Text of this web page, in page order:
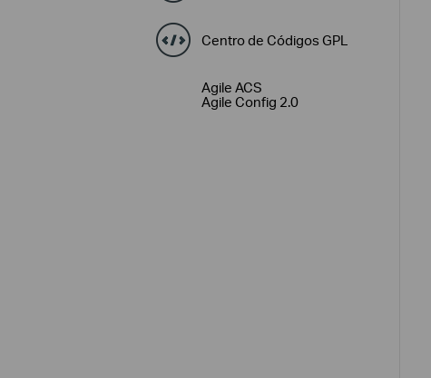
Centro de Códigos GPL
Agile ACS
Agile Config 2.0